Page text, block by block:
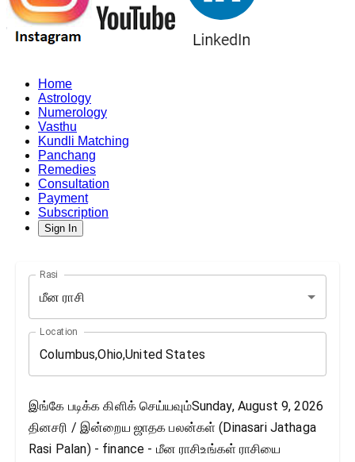
Home
Astrology
Numerology
Vasthu
Kundli Matching
Panchang
Remedies
Consultation
Payment
Subscription
Sign In
Rasi
மீன ராசி
Location
இங்கே படிக்க கிளிக் செய்யவும்Sunday, August 9, 2026
தினசரி / இன்றைய ஜாதக பலன்கள் (Dinasari Jathaga
Rasi Palan) - finance - மீன ராசிஉங்கள் ராசியை